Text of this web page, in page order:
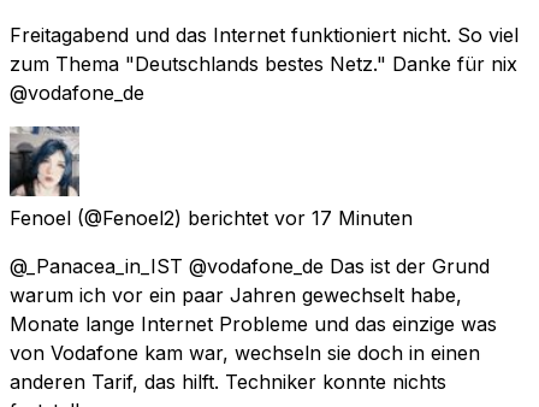
Freitagabend und das Internet funktioniert nicht. So viel
zum Thema "Deutschlands bestes Netz." Danke für nix
@vodafone_de
Fenoel (@Fenoel2) berichtet vor 17 Minuten
@_Panacea_in_IST @vodafone_de Das ist der Grund
warum ich vor ein paar Jahren gewechselt habe,
Monate lange Internet Probleme und das einzige was
von Vodafone kam war, wechseln sie doch in einen
anderen Tarif, das hilft. Techniker konnte nichts